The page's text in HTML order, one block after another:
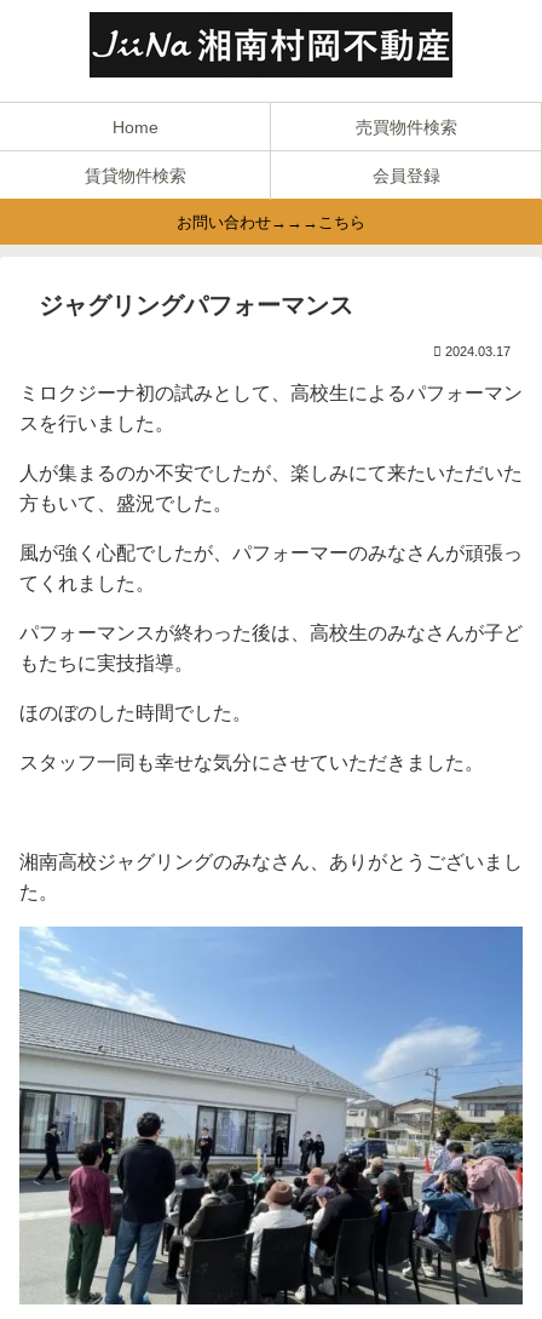
Home 売買物件検索
賃貸物件検索 会員登録
お問い合わせ→→→こちら
ジャグリングパフォーマンス
2024.03.17
ミロクジーナ初の試みとして、高校生によるパフォーマン
スを行いました。
人が集まるのか不安でしたが、楽しみにて来たいただいた
方もいて、盛況でした。
風が強く心配でしたが、パフォーマーのみなさんが頑張っ
てくれました。
パフォーマンスが終わった後は、高校生のみなさんが子ど
もたちに実技指導。
ほのぼのした時間でした。
スタッフ一同も幸せな気分にさせていただきました。
湘南高校ジャグリングのみなさん、ありがとうございまし
た。